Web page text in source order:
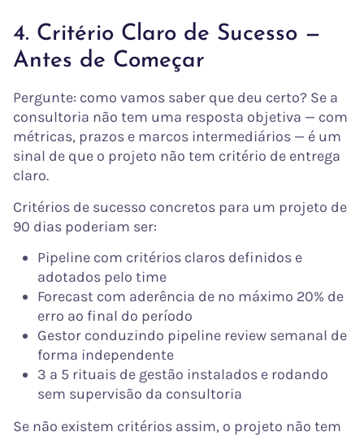
4. Critério Claro de Sucesso —
Antes de Começar
Pergunte: como vamos saber que deu certo? Se a
consultoria não tem uma resposta objetiva — com
métricas, prazos e marcos intermediários — é um
sinal de que o projeto não tem critério de entrega
claro.
Critérios de sucesso concretos para um projeto de
90 dias poderiam ser:
Pipeline com critérios claros definidos e
adotados pelo time
Forecast com aderência de no máximo 20% de
erro ao final do período
Gestor conduzindo pipeline review semanal de
forma independente
3 a 5 rituais de gestão instalados e rodando
sem supervisão da consultoria
Se não existem critérios assim, o projeto não tem